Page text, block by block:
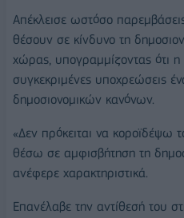
Απέκλεισε ωστόσο
θέσουν σε κίνδυνο τη
χώρας, υπογραμμίζοντας ότι η
συγκεκριμένες υποχρεώσεις
δημοσιονομικών κανόνων.
«Δεν πρόκειται να κοροϊδέψω
θέσω σε αμφισβήτηση τη
ανέφερε χαρακτηριστικά.
Επανέλαβε την αντίθεσή του